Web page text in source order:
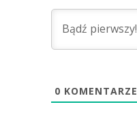
0 KOMENTARZE